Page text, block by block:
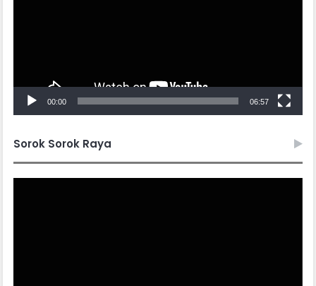
00:00 06:57
Sorok Sorok Raya